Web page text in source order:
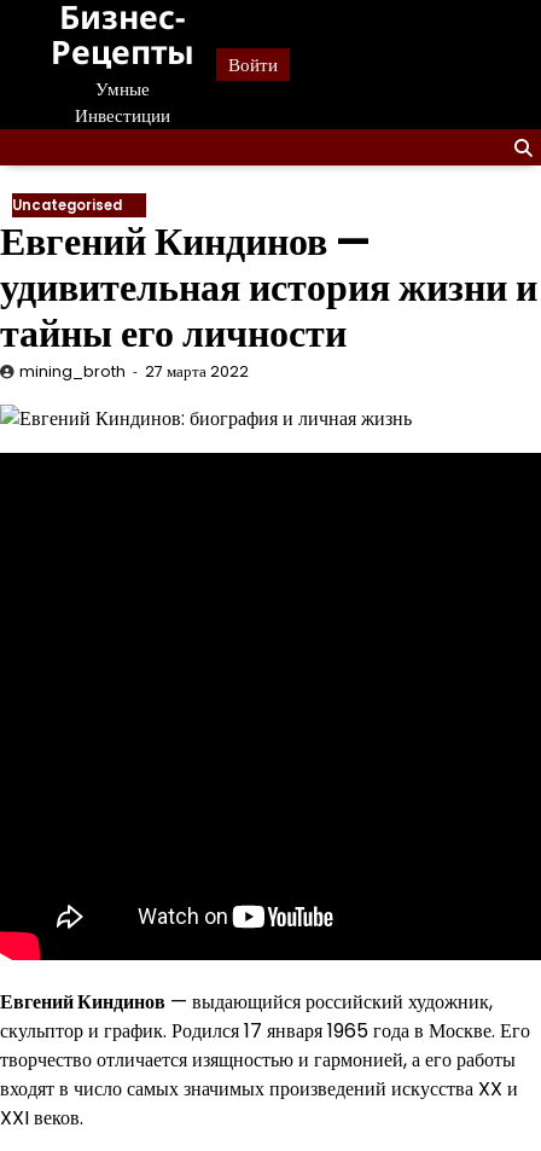
Перейти
содержанию
Бизнес-
Рецепты
Умные
Инвестиции
Войти
Uncategorised
Евгений Киндинов —
удивительная история жизни и
тайны его личности
mining_broth 27 марта 2022
Евгений Киндинов — выдающийся российский художник,
скульптор и график. Родился 17 января 1965 года в Москве. Его
творчество отличается изящностью и гармонией, а его работы
входят в число самых значимых произведений искусства XX и
XXI веков.